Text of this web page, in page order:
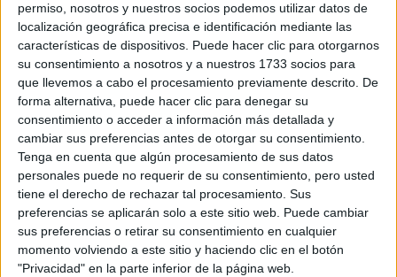
permiso, nosotros y nuestros socios podemos utilizar datos de
localización geográfica precisa e identificación mediante las
características de dispositivos. Puede hacer clic para otorgarnos
su consentimiento a nosotros y a nuestros 1733 socios para
que llevemos a cabo el procesamiento previamente descrito. De
forma alternativa, puede hacer clic para denegar su
consentimiento o acceder a información más detallada y
cambiar sus preferencias antes de otorgar su consentimiento.
Tenga en cuenta que algún procesamiento de sus datos
personales puede no requerir de su consentimiento, pero usted
tiene el derecho de rechazar tal procesamiento. Sus
preferencias se aplicarán solo a este sitio web. Puede cambiar
sus preferencias o retirar su consentimiento en cualquier
momento volviendo a este sitio y haciendo clic en el botón
"Privacidad" en la parte inferior de la página web.
F1
Fórmula E
F2 / F3 / F4
Resistencia
Indycar
Otros
Producto
Producto
Web pensada para poder ofrecer diferentes
productos propios y ajenos para que los
aficionados los puedan adquirir